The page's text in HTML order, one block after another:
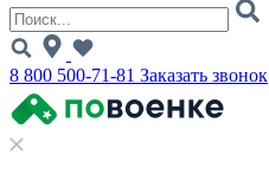
8 800 500-71-81 Заказать звонок